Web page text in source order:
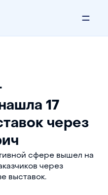
17
через
сфере вышел на
через
выставок.